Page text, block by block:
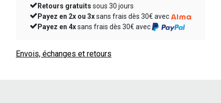
Retours gratuits
sous 30 jours
Payez en 2x ou 3x
sans frais dès 30€ avec
Payez en 4x
sans frais dès 30€ avec
Envois, échanges et retours